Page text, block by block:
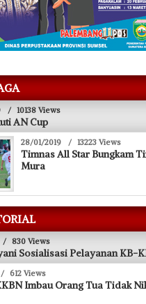
/ 10138 Views
AN Cup
28/01/2019 / 13223 Views
Timnas All Star Bungkam
Mura
/ 830 Views
Sosialisasi Pelayanan KB-
/ 612 Views
Imbau Orang Tua Tidak